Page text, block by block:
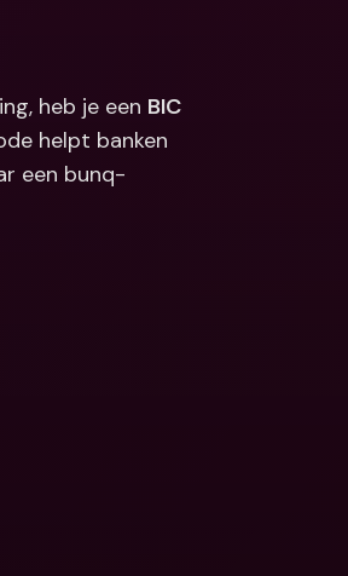
heb je een BIC
helpt banken
een bunq-